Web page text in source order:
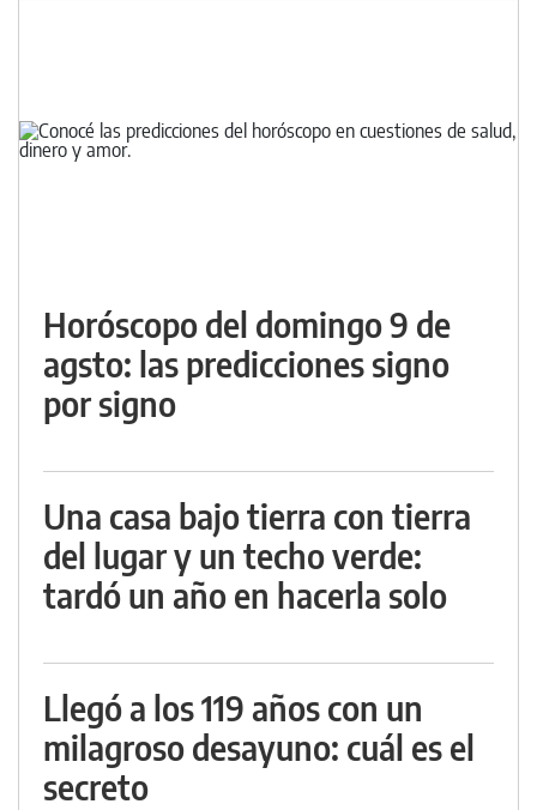
Horóscopo del domingo 9 de
agsto: las predicciones signo
por signo
Una casa bajo tierra con tierra
del lugar y un techo verde:
tardó un año en hacerla solo
Llegó a los 119 años con un
milagroso desayuno: cuál es el
secreto